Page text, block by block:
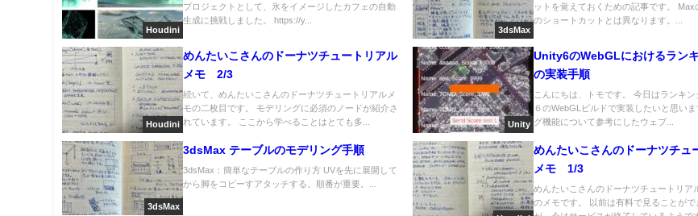
Houdini
プロジェクトとして、氷をイメージしたカフェの自動
生成に挑戦しました。 https://y...
3dsMax
ットを覚えておくための記事です。 Max
のショートカットとは異なります。...
Houdini
めんたいこさんのドーナツチュートリアル
メモ 2/3
続いて、めんたいこさんのドーナツチュートリアルメ
モの二枚目です。 モデリングに必須のノードが紹介さ
れています。 ここから学べることはとても多...
Unity
Unity6のWebGLにおけるラン
の実装手順
こんにちは、トモです。 今日はランキ
６のWebGLビルドで実装したいと思い
グ機能について参考にしたウェブ...
3dsMax
3dsMax テーブルのモデリング手順
3dsMax：簡単なテーブルの作り方 UVを先に展開して
から脚をコピーすアタッチする。順番が重要。...
めんたいこさんのドーナツチュ
メモ 1/3
めんたいこさんのドーナツチュートリア
のメモです。 以前は有料で見ることがで